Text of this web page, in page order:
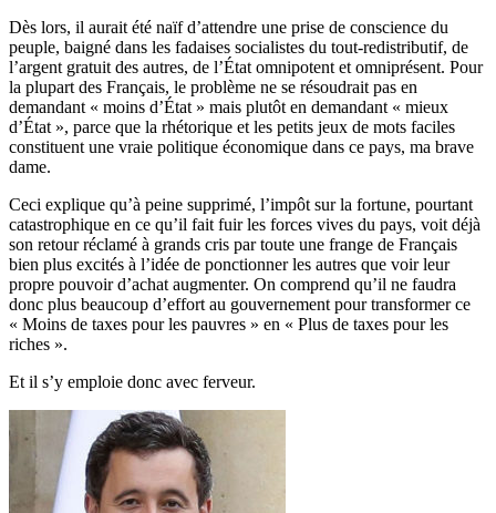
Dès lors, il aurait été naïf d’attendre une prise de conscience du
peuple, baigné dans les fadaises socialistes du tout-redistributif, de
l’argent gratuit des autres, de l’État omnipotent et omniprésent. Pour
la plupart des Français, le problème ne se résoudrait pas en
demandant « moins d’État » mais plutôt en demandant « mieux
d’État », parce que la rhétorique et les petits jeux de mots faciles
constituent une vraie politique économique dans ce pays, ma brave
dame.
Ceci explique qu’à peine supprimé, l’impôt sur la fortune, pourtant
catastrophique en ce qu’il fait fuir les forces vives du pays, voit déjà
son retour réclamé à grands cris par toute une frange de Français
bien plus excités à l’idée de ponctionner les autres que voir leur
propre pouvoir d’achat augmenter. On comprend qu’il ne faudra
donc plus beaucoup d’effort au gouvernement pour transformer ce
« Moins de taxes pour les pauvres » en « Plus de taxes pour les
riches ».
Et il s’y emploie donc avec ferveur.